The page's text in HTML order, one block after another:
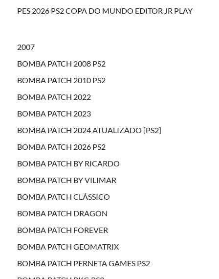
PES 2026 PS2 COPA DO MUNDO EDITOR JR PLAY
2007
BOMBA PATCH 2008 PS2
BOMBA PATCH 2010 PS2
BOMBA PATCH 2022
BOMBA PATCH 2023
BOMBA PATCH 2024 ATUALIZADO [PS2]
BOMBA PATCH 2026 PS2
BOMBA PATCH BY RICARDO
BOMBA PATCH BY VILIMAR
BOMBA PATCH CLÁSSICO
BOMBA PATCH DRAGON
BOMBA PATCH FOREVER
BOMBA PATCH GEOMATRIX
BOMBA PATCH PERNETA GAMES PS2